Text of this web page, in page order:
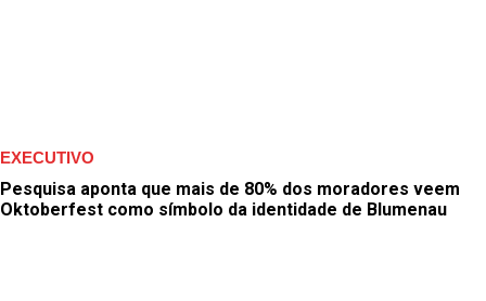
EXECUTIVO
Pesquisa aponta que mais de 80% dos moradores veem
Oktoberfest como símbolo da identidade de Blumenau